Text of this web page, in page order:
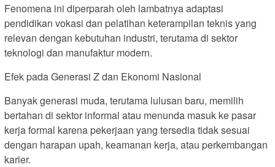
Fenomena ini diperparah oleh lambatnya adaptasi
pendidikan vokasi dan pelatihan keterampilan teknis yang
relevan dengan kebutuhan industri, terutama di sektor
teknologi dan manufaktur modern.
Efek pada Generasi Z dan Ekonomi Nasional
Banyak generasi muda, terutama lulusan baru, memilih
bertahan di sektor informal atau menunda masuk ke pasar
kerja formal karena pekerjaan yang tersedia tidak sesuai
dengan harapan upah, keamanan kerja, atau perkembangan
karier.